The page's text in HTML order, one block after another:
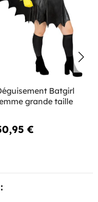
Batgirl
grande taille
€